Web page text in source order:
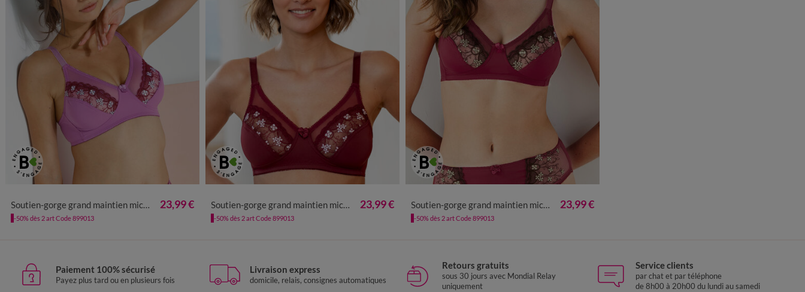
Soutien-gorge grand maintien microfibre Caminata - sans armatures 23,99 €
-50% dès 2 art Code 899013
Soutien-gorge grand maintien microfibre Caminata - sans armatures 23,99 €
-50% dès 2 art Code 899013
Soutien-gorge grand maintien microfibre Caminata - sans armatures 23,99 €
-50% dès 2 art Code 899013
Paiement 100% sécurisé
Payez plus tard ou en plusieurs fois
Livraison express
domicile, relais, consignes automatiques
Retours gratuits
sous 30 jours avec Mondial Relay
uniquement
Service clients
par chat et par téléphone
de 8h00 à 20h00 du lundi au samedi